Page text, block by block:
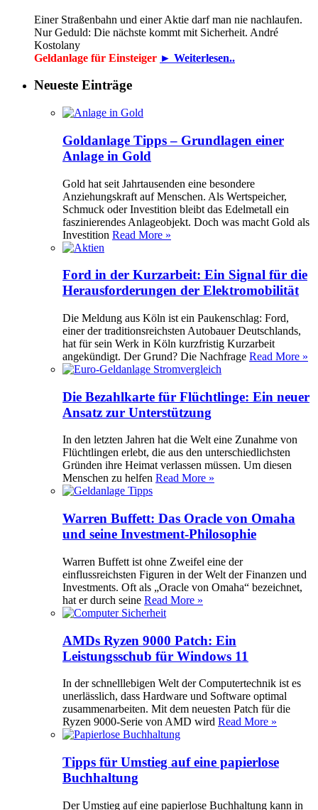
Einer Straßenbahn und einer Aktie darf man nie nachlaufen.
Nur Geduld: Die nächste kommt mit Sicherheit. André
Kostolany
Geldanlage für Einsteiger ► Weiterlesen..
Neueste Einträge
Goldanlage Tipps – Grundlagen einer
Anlage in Gold
Gold hat seit Jahrtausenden eine besondere
Anziehungskraft auf Menschen. Als Wertspeicher,
Schmuck oder Investition bleibt das Edelmetall ein
faszinierendes Anlageobjekt. Doch was macht Gold als
Investition Read More »
Ford in der Kurzarbeit: Ein Signal für die
Herausforderungen der Elektromobilität
Die Meldung aus Köln ist ein Paukenschlag: Ford,
einer der traditionsreichsten Autobauer Deutschlands,
hat für sein Werk in Köln kurzfristig Kurzarbeit
angekündigt. Der Grund? Die Nachfrage Read More »
Die Bezahlkarte für Flüchtlinge: Ein neuer
Ansatz zur Unterstützung
In den letzten Jahren hat die Welt eine Zunahme von
Flüchtlingen erlebt, die aus den unterschiedlichsten
Gründen ihre Heimat verlassen müssen. Um diesen
Menschen zu helfen Read More »
Warren Buffett: Das Oracle von Omaha
und seine Investment-Philosophie
Warren Buffett ist ohne Zweifel eine der
einflussreichsten Figuren in der Welt der Finanzen und
Investments. Oft als „Oracle von Omaha“ bezeichnet,
hat er durch seine Read More »
AMDs Ryzen 9000 Patch: Ein
Leistungsschub für Windows 11
In der schnelllebigen Welt der Computertechnik ist es
unerlässlich, dass Hardware und Software optimal
zusammenarbeiten. Mit dem neuesten Patch für die
Ryzen 9000-Serie von AMD wird Read More »
Tipps für Umstieg auf eine papierlose
Buchhaltung
Der Umstieg auf eine papierlose Buchhaltung kann in